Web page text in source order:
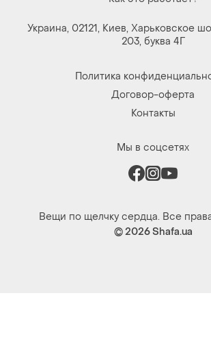
Украина, 02121, Киев, Харьковское
203, буква 4Г
Политика
Договор-оферта
Контакты
Мы в соцсетях
Вещи по щелчку сердца. Все
© 2026Shafa.ua